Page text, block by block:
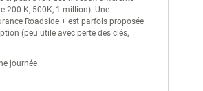
200 K, 500K, 1 million). Une
Roadside + est parfois proposée
(peu utile avec perte des clés,
journée